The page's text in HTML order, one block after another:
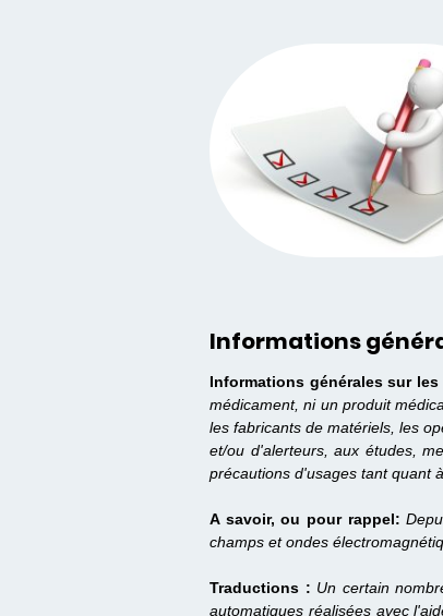
Informations
Informations générales sur
médicament, ni un produit
les fabricants de matériels, les
et/ou d'alerteurs, aux études,
précautions d'usages tant quant
A savoir, ou pour rappel:
champs et ondes
Traductions : Un certain
automatiques réalisées avec